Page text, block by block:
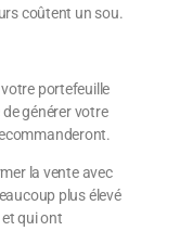
coûtent un sou.
portefeuille
générer votre
la vente avec
plus élevé
qui ont